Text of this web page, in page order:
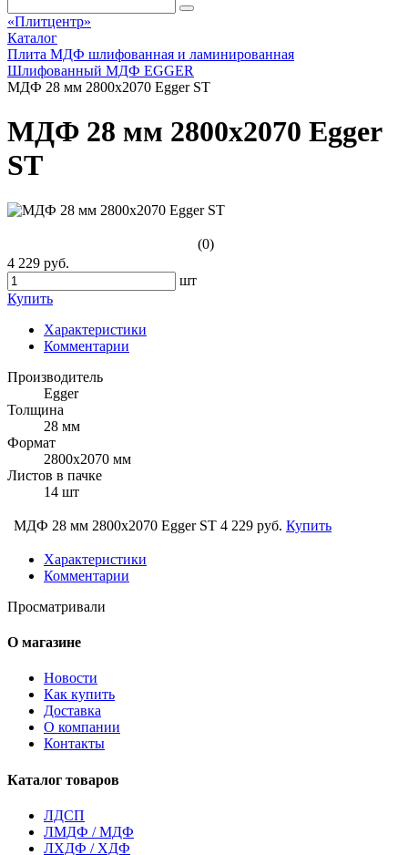
«Плитцентр»
Каталог
Плита МДФ шлифованная и ламинированная
Шлифованный МДФ EGGER
МДФ 28 мм 2800х2070 Egger ST
МДФ 28 мм 2800х2070 Egger
ST
(0)
4 229 руб.
шт
Купить
Характеристики
Комментарии
Производитель
Egger
Толщина
28 мм
Формат
2800х2070 мм
Листов в пачке
14 шт
МДФ 28 мм 2800х2070 Egger ST 4 229 руб. Купить
Характеристики
Комментарии
Просматривали
О магазине
Новости
Как купить
Доставка
О компании
Контакты
Каталог товаров
ЛДСП
ЛМДФ / МДФ
ЛХДФ / ХДФ